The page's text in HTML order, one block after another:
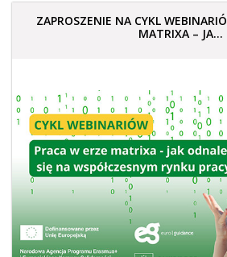
ZAPROSZENIE NA CYKL
MATRIXA – JA...